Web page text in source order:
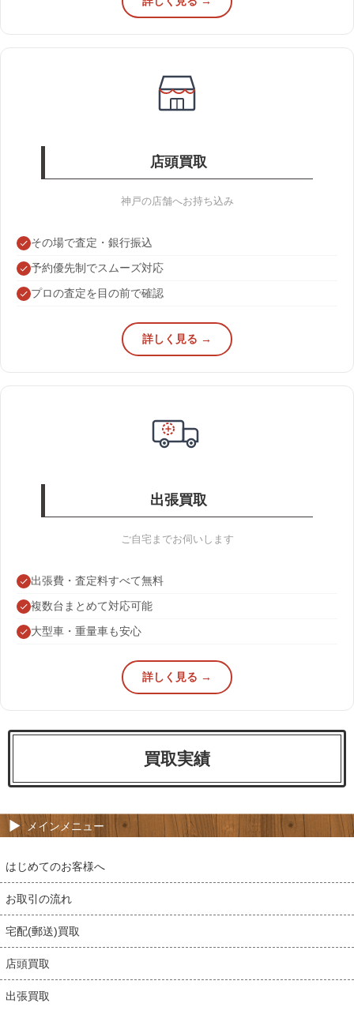
店頭買取
神戸の店舗へお持ち込み
その場で査定・銀行振込
予約優先制でスムーズ対応
プロの査定を目の前で確認
詳しく見る →
出張買取
ご自宅までお伺いします
出張費・査定料すべて無料
複数台まとめて対応可能
大型車・重量車も安心
詳しく見る →
買取実績
メインメニュー
はじめてのお客様へ
お取引の流れ
宅配(郵送)買取
店頭買取
出張買取